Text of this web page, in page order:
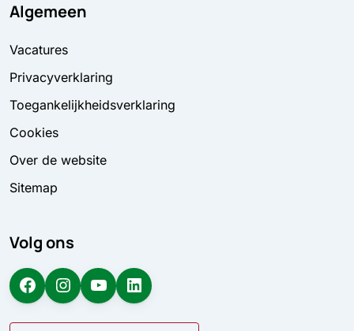
Algemeen
Vacatures
Privacyverklaring
Toegankelijkheidsverklaring
Cookies
Over de website
Sitemap
Volg ons
Facebook Instagram YouTube LinkedIn